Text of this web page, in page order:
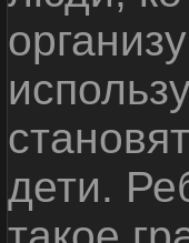
дети.